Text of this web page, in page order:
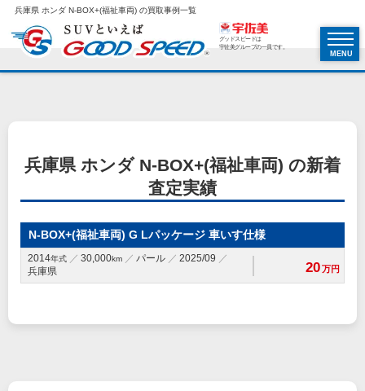
兵庫県 ホンダ N-BOX+(福祉車両) の買取事例一覧
グッドスピードは
宇佐美グループの一員です。
MENU
兵庫県 ホンダ N-BOX+(福祉車両) の新着
査定実績
N-BOX+(福祉車両) G Lパッケージ 車いす仕様
2014年式 30,000km パール
2025/09
兵庫県
20万円